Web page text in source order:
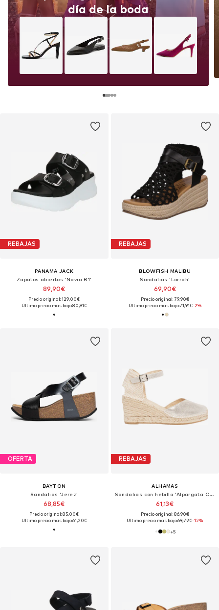
día de la boda
REBAJAS
PANAMA JACK
Zapatos abiertos 'Navia B1'
89,90€
Precio original: 129,00€
Último precio más bajo:80,91€
REBAJAS
BLOWFISH MALIBU
Sandalias 'Lorrah'
69,90€
Precio original: 79,90€
Último precio más bajo:71,91€-2%
OFERTA
BAYTON
Sandalias 'Jerez'
68,85€
Precio original: 85,00€
Último precio más bajo:61,20€
REBAJAS
ALHAMAS
Sandalias con hebilla 'Alpargata Cuña 7 cm'
61,13€
Precio original: 86,90€
Último precio más bajo:69,72€-12%
+5